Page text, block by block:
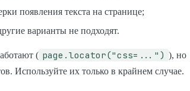
появления текста на странице;
варианты не подходят.
( page.locator("css=...") ), но
Используйте их только в крайнем случае.